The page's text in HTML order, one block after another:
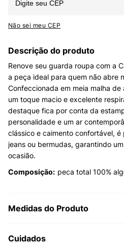
Não sei meu CEP
Descrição do produto
Renove seu guarda roupa com a
a peça ideal para quem não abre
Confeccionada em meia malha
um toque macio e excelente
destaque fica por conta da
personalidade e um ar
clássico e caimento confortável,
jeans ou bermudas, garantindo
ocasião.
Composição: peca total 100%
Medidas do Produto
Cuidados